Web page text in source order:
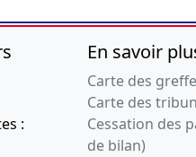
Statuts mis à jour,
d'assemblée
extraordinaire
Sté pluripersonnelle
:
En savoir
Carte des
Carte des
Cessation des
de bilan)